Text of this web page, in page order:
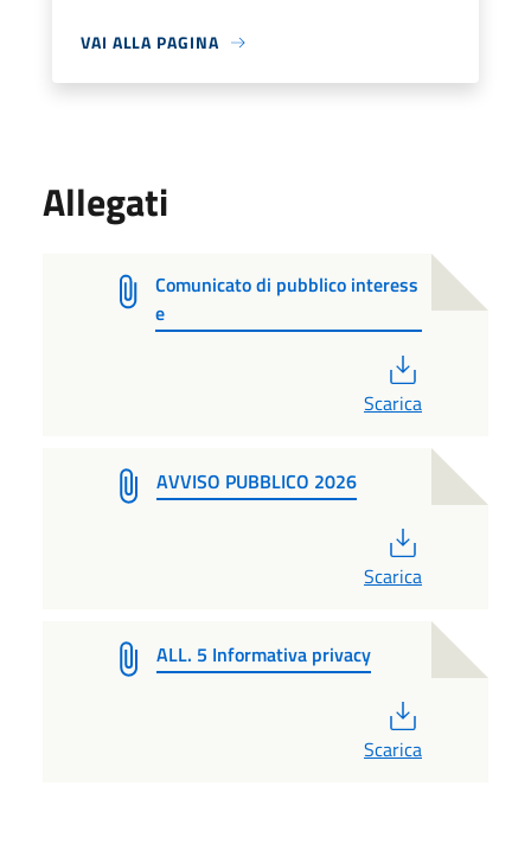
VAI ALLA PAGINA
Allegati
Comunicato di pubblico interess
e
Scarica
AVVISO PUBBLICO 2026
Scarica
ALL. 5 Informativa privacy
Scarica